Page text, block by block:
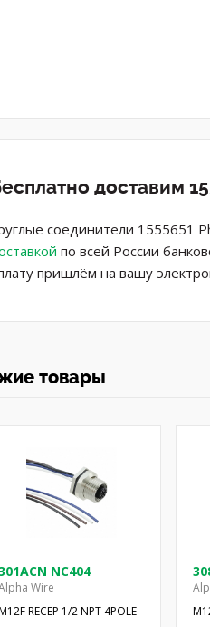
доставим
соединители 1555651
по всей России
пришлём на вашу
товары
NC404
Wire
RECEP 1/2 NPT 4POLE